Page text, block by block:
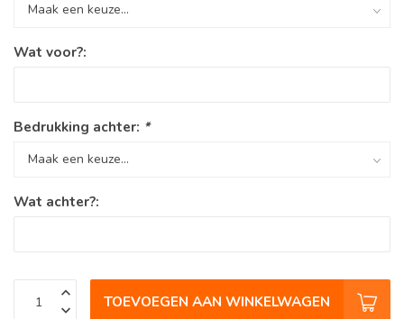
Wat voor?:
Bedrukking achter: *
Wat achter?:
TOEVOEGEN AAN WINKELWAGEN